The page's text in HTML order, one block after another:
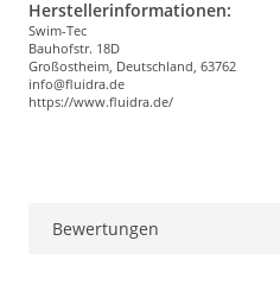
Herstellerinformationen:
Swim-Tec
Bauhofstr. 18D
Großostheim, Deutschland, 63762
info@fluidra.de
https://www.fluidra.de/
Bewertungen